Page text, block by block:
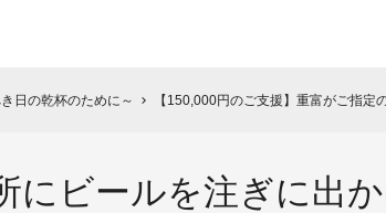
日の乾杯のために～ chevron_right 【150,000円のご支援】重富がご指定の場所にビールを注ぎに出かけま
にビールを注ぎに出